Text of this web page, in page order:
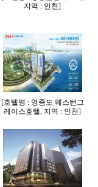
지역 : 인천]
[호텔명 : 영종도 웨스턴그
레이스호텔, 지역 : 인천]